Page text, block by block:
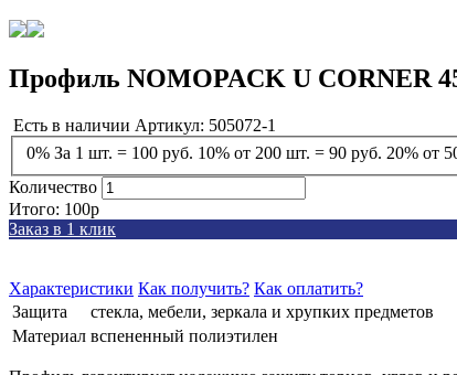
Профиль NOMOPACK U CORNER
Есть в наличии Артикул: 505072-1
0% За 1 шт. = 100 руб. 10% от 200 шт. = 90 руб. 20% от
Количество
Итого: 100p
Заказ в 1 клик
Характеристики Как получить? Как оплатить?
Защита
стекла, мебели, зеркала и хрупких предметов
Материал вспененный полиэтилен